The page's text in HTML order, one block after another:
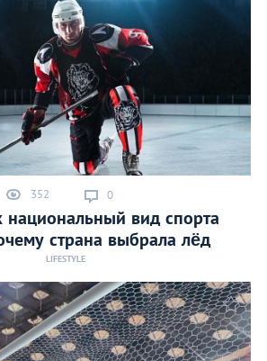
352 0
национальный вид спорта
страна выбрала лёд
LIFESTYLE